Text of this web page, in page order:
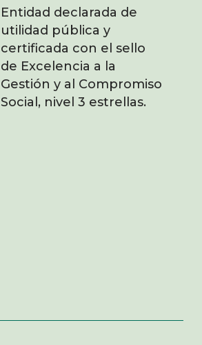
Entidad declarada de
utilidad pública y
certificada con el sello
de Excelencia a la
Gestión y al Compromiso
Social, nivel 3 estrellas.